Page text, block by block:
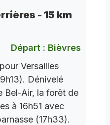
- 15 km
Départ : Bièvres
Versailles
Dénivelé
Bel-Air, la forêt de
à 16h51 avec
(17h33).